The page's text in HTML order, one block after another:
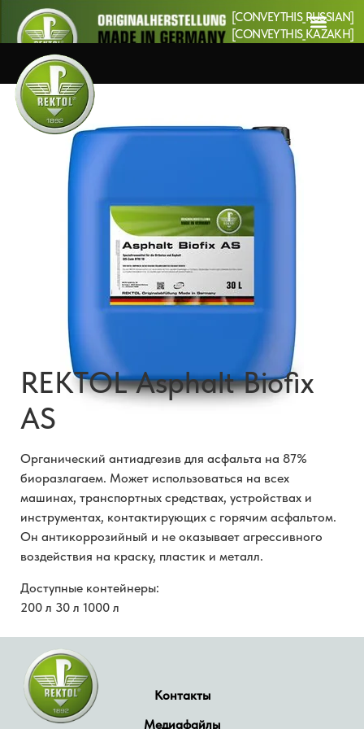
[CONVEYTHIS_RUSSIAN]
[CONVEYTHIS_KAZAKH]
REKTOL Asphalt Biofix
AS
Органический антиадгезив для асфальта на 87%
биоразлагаем. Может использоваться на всех
машинах, транспортных средствах, устройствах и
инструментах, контактирующих с горячим асфальтом.
Он антикоррозийный и не оказывает агрессивного
воздействия на краску, пластик и металл.
Доступные контейнеры:
200 л 30 л 1000 л
Контакты
Медиафайлы